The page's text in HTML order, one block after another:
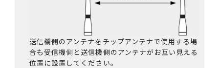
送信機側のアンテナをチップアンテナで使用する場
合も受信機側と送信機側のアンテナがお互い見える
位置に設置してください。